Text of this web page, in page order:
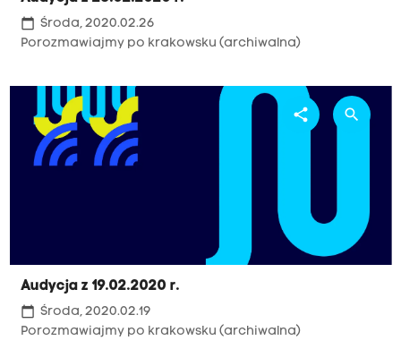
calendar_today Środa, 2020.02.26
Porozmawiajmy po krakowsku (archiwalna)
Audycja z 19.02.2020 r.
calendar_today Środa, 2020.02.19
Porozmawiajmy po krakowsku (archiwalna)
share search